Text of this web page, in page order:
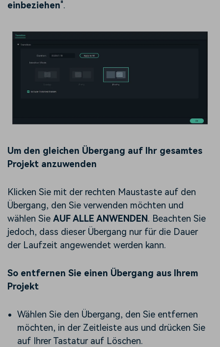
einbeziehen".
Um den gleichen Übergang auf Ihr gesamtes
Projekt anzuwenden
Klicken Sie mit der rechten Maustaste auf den
Übergang, den Sie verwenden möchten und
wählen Sie AUF ALLE ANWENDEN. Beachten Sie
jedoch, dass dieser Übergang nur für die Dauer
der Laufzeit angewendet werden kann.
So entfernen Sie einen Übergang aus Ihrem
Projekt
Wählen Sie den Übergang, den Sie entfernen
möchten, in der Zeitleiste aus und drücken Sie
auf Ihrer Tastatur auf Löschen.